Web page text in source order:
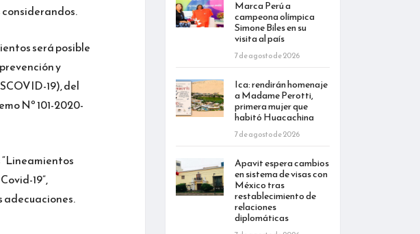
será posible
y
19), del
Nº 101-2020-
19”,
adecuaciones.
Marca Perú a
campeona olímpica
Simone Biles en su
visita al país
7 de agosto de 2026
Ica: rendirán homenaje
a Madame Perotti,
primera mujer que
habitó Huacachina
7 de agosto de 2026
Apavit espera cambios
en sistema de visas con
México tras
restablecimiento de
relaciones
diplomáticas